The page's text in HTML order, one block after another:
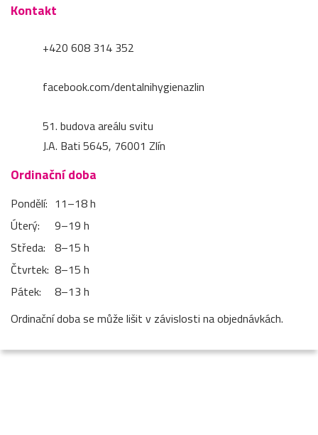
Kontakt
+420 608 314 352
facebook.com/dentalnihygienazlin
51. budova areálu svitu
J.A. Bati 5645, 76001 Zlín
Ordinační doba
Pondělí: 11–⁠18 h
Úterý:
9–⁠19 h
Středa: 8–⁠15 h
Čtvrtek: 8–⁠15 h
Pátek:
8–⁠13 h
Ordinační doba se může lišit v závislosti na objednávkách.